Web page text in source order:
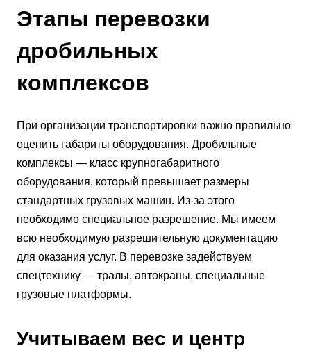
Этапы перевозки
дробильных
комплексов
При организации транспортировки важно правильно
оценить габариты оборудования. Дробильные
комплексы — класс крупногабаритного
оборудования, который превышает размеры
стандартных грузовых машин. Из-за этого
необходимо специальное разрешение. Мы имеем
всю необходимую разрешительную документацию
для оказания услуг. В перевозке задействуем
спецтехнику — тралы, автокраны, специальные
грузовые платформы.
Учитываем вес и центр